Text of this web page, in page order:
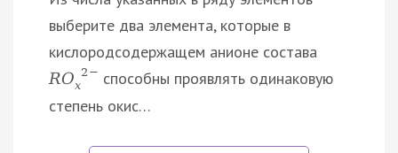
выберите два элемента, которые в
кислородсодержащем анионе состава
ROx
2 − способны проявлять одинаковую
степень окис…